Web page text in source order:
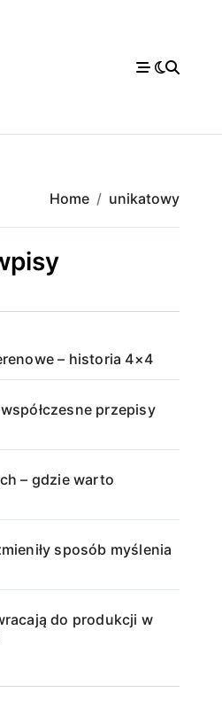
Home unikatowy
– historia 4×4
przepisy
– gdzie warto
sposób myślenia
do produkcji w